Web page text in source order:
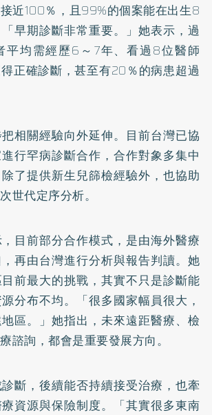
近100％，且99%的個案能在出生8
早期診斷非常重要。」她表示，過
平均需經歷6～7年、看過8位醫師
正確診斷，甚至有20％的病患超過
相關經驗向外延伸。目前台灣已協
行罕病診斷合作，合作對象多集中
了提供新生兒篩檢經驗外，也協助
世代定序分析。
目前部分合作模式，是由海外醫療
再由台灣進行分析與報告判讀。她
前最大的挑戰，其實不只是診斷能
分布不均。「很多國家幅員很大，
區。」她指出，未來遠距醫療、檢
諮詢，都會是重要發展方向。
斷，後續能否持續接受治療，也牽
資源與保險制度。「其實很多東南